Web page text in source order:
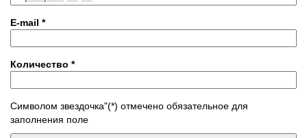
E-mail *
Количество *
Символом звездочка"(*) отмечено обязательное для
заполнения поле